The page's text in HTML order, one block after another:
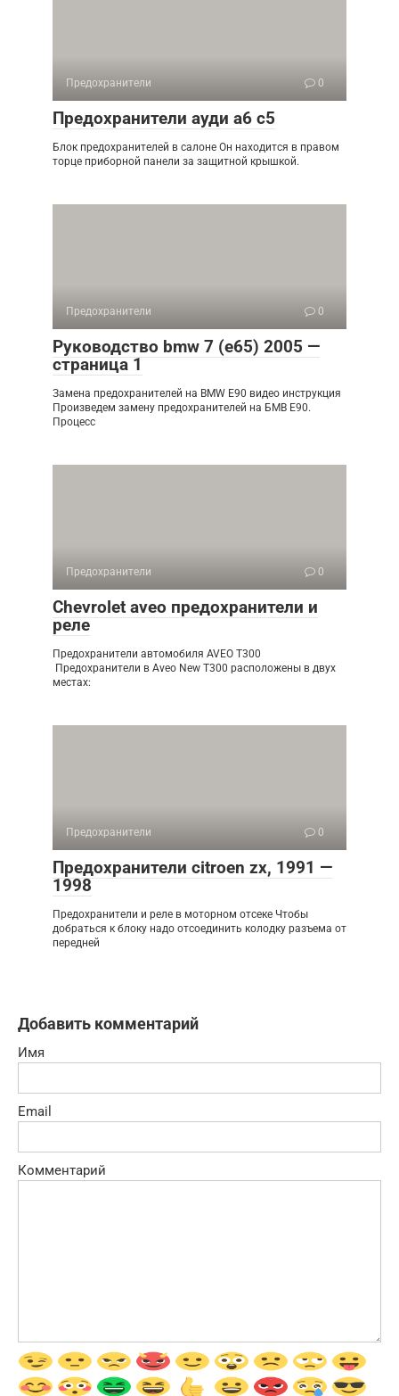
Предохранители 0
Предохранители ауди а6 с5
Блок предохранителей в салоне Он находится в правом
торце приборной панели за защитной крышкой.
Предохранители 0
Руководство bmw 7 (e65) 2005 —
страница 1
Замена предохранителей на BMW E90 видео инструкция
Произведем замену предохранителей на БМВ Е90.
Процесс
Предохранители 0
Chevrolet aveo предохранители и
реле
Предохранители автомобиля AVEO T300
Предохранители в Aveo New T300 расположены в двух
местах:
Предохранители 0
Предохранители citroen zx, 1991 —
1998
Предохранители и реле в моторном отсеке Чтобы
добраться к блоку надо отсоединить колодку разъема от
передней
Добавить комментарий
Имя
Email
Комментарий